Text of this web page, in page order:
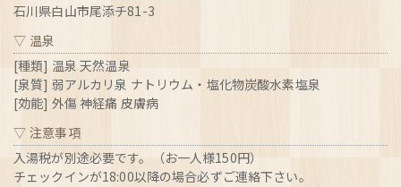
石川県白山市尾添チ81-3
温泉
[種類] 温泉 天然温泉
[泉質] 弱アルカリ泉 ナトリウム・塩化物炭酸水素塩泉
[効能] 外傷 神経痛 皮膚病
注意事項
入湯税が別途必要です。（お一人様150円）
チェックインが18:00以降の場合必ずご連絡下さい。